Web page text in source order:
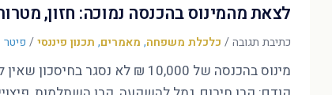
לצאת מהמינוס בהכנסה נמוכה: חזון,
כתיבת תגובה/ כלכלת משפחה, מאמרים, תכנון פיננסי/ פיטר